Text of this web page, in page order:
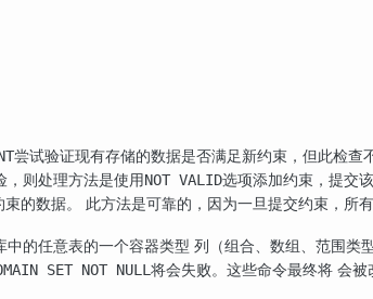
尝试验证现有存储的数据是否满足新约束，但此检查
，则处理方法是使用NOT VALID选项添加约束，提交
的数据。 此方法是可靠的，因为一旦提交约束，所
的任意表的一个容器类型 列（组合、数组、范围类
SET NOT NULL 将会失败。这些命令最终将 会被